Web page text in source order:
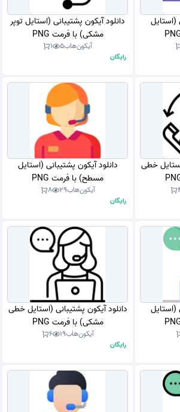
(استایل
دانلود آیکون پشتیبانی (استایل توپر
مشکی) با فرمت PNG
آیکون‌هاب5
1
رایگان
خطی
دانلود آیکون پشتیبانی (استایل
مسطح) با فرمت PNG
آیکون‌هاب29
8
رایگان
(استایل
دانلود آیکون پشتیبانی (استایل خطی
مشکی) با فرمت PNG
آیکون‌هاب19
6
رایگان